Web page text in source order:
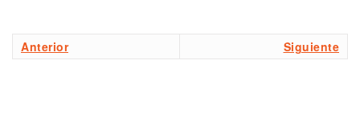
Anterior Siguiente